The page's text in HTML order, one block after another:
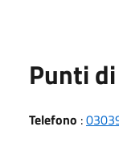
Punti
Telefono :